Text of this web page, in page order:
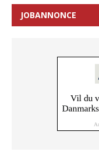
JOBANNONCE